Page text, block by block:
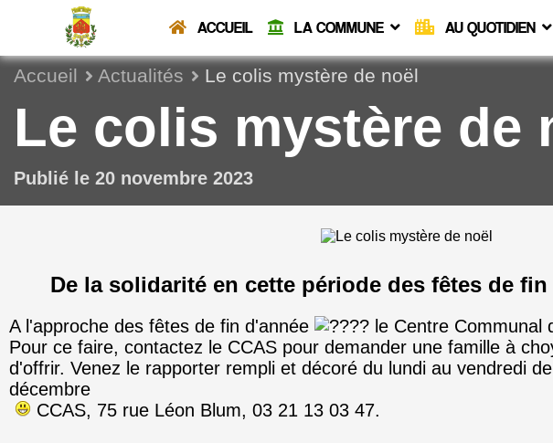
ACCUEIL LA COMMUNE AU QUOTIDIEN
Accueil Actualités Le colis mystère de noël
Le colis mystère de
Publié le 20 novembre 2023
De la solidarité en cette période des fêtes de
A l'approche des fêtes de fin d'année
le Centre Communal
Pour ce faire, contactez le CCAS pour demander une famille à
d'offrir. Venez le rapporter rempli et décoré du lundi au vendredi
décembre
CCAS, 75 rue Léon Blum, 03 21 13 03 47.